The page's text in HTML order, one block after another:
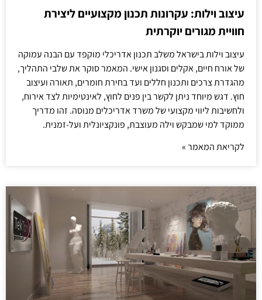
עיצוב וילות: עקרונות תכנון מקצועיים ליצירת
חוויית מגורים יוקרתית
עיצוב וילות בישראל משלב תכנון אדריכלי מוקפד עם הבנה עמוקה
של אורח חיים, אקלים וסגנון אישי. המאמר סוקר את שלבי התהליך,
מהגדרת צרכים ותכנון חללים ועד בחירת חומרים, תאורה ועיצוב
חוץ. דגש מיוחד ניתן לקשר בין פנים לחוץ, לאינטימיות לצד אירוח,
ולחשיבות ליווי מקצועי של משרד אדריכלים מנוסה. זהו מדריך
ממוקד למי שמבקש וילה מעוצבת, פונקציונלית ועל-זמנית.
לקריאת המאמר »